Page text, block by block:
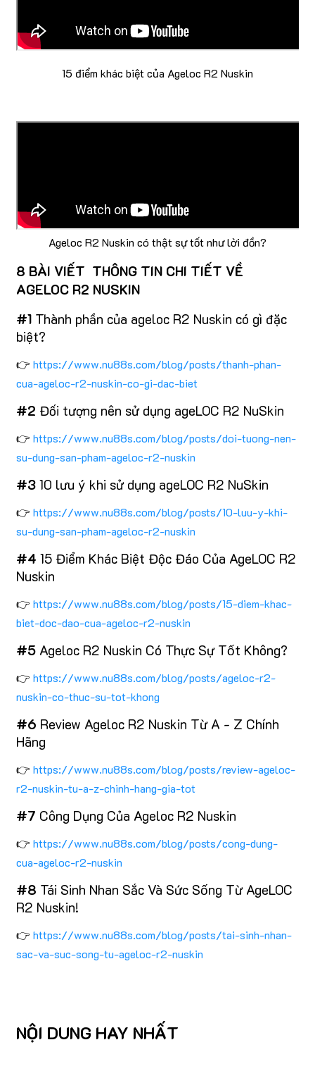
15 điểm khác biệt của Ageloc R2 Nuskin
Ageloc R2 Nuskin có thật sự tốt như lời đồn?
8 BÀI VIẾT THÔNG TIN CHI TIẾT VỀ
AGELOC R2 NUSKIN
#1 Thành phần của ageloc R2 Nuskin có gì đặc
biệt?
👉 https://www.nu88s.com/blog/posts/thanh-phan-
cua-ageloc-r2-nuskin-co-gi-dac-biet
#2 Đối tượng nên sử dụng ageLOC R2 NuSkin
👉 https://www.nu88s.com/blog/posts/doi-tuong-nen-
su-dung-san-pham-ageloc-r2-nuskin
#3 10 lưu ý khi sử dụng ageLOC R2 NuSkin
👉 https://www.nu88s.com/blog/posts/10-luu-y-khi-
su-dung-san-pham-ageloc-r2-nuskin
#4 15 Điểm Khác Biệt Độc Đáo Của AgeLOC R2
Nuskin
👉 https://www.nu88s.com/blog/posts/15-diem-khac-
biet-doc-dao-cua-ageloc-r2-nuskin
#5 Ageloc R2 Nuskin Có Thực Sự Tốt Không?
👉 https://www.nu88s.com/blog/posts/ageloc-r2-
nuskin-co-thuc-su-tot-khong
#6 Review Ageloc R2 Nuskin Từ A - Z Chính
Hãng
👉 https://www.nu88s.com/blog/posts/review-ageloc-
r2-nuskin-tu-a-z-chinh-hang-gia-tot
#7 Công Dụng Của Ageloc R2 Nuskin
👉 https://www.nu88s.com/blog/posts/cong-dung-
cua-ageloc-r2-nuskin
#8 Tái Sinh Nhan Sắc Và Sức Sống Từ AgeLOC
R2 Nuskin!
👉 https://www.nu88s.com/blog/posts/tai-sinh-nhan-
sac-va-suc-song-tu-ageloc-r2-nuskin
NỘI DUNG HAY NHẤT